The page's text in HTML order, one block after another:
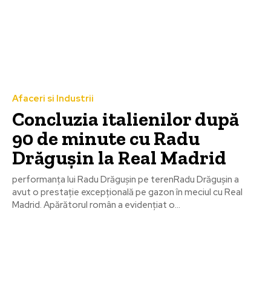
Afaceri si Industrii
Concluzia italienilor după
90 de minute cu Radu
Drăgușin la Real Madrid
performanța lui Radu Drăgușin pe terenRadu Drăgușin a
avut o prestație excepțională pe gazon în meciul cu Real
Madrid. Apărătorul român a evidențiat o...